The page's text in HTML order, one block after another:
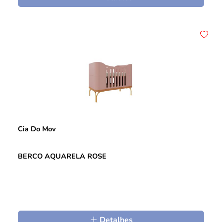
Cia Do Mov
BERCO AQUARELA ROSE